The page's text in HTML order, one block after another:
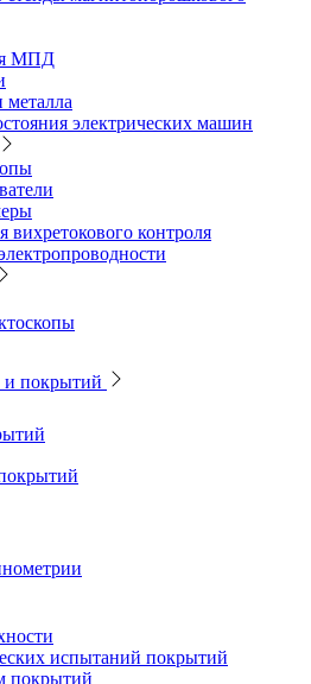
проникающими веществами
подшипников
и электромагниты
покрытий
и ферритометры
магнитопорошкового
МПД
электрических машин
контроля
покрытий